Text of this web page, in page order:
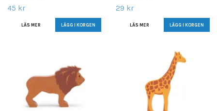
45 kr
LÄS MER
29 kr
LÄS MER